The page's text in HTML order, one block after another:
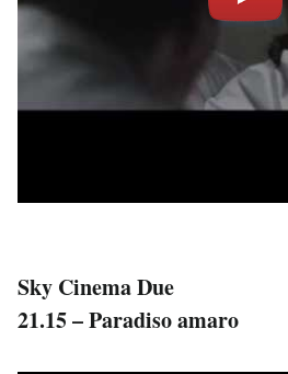
Sky Cinema Due
21.15 – Paradiso amaro